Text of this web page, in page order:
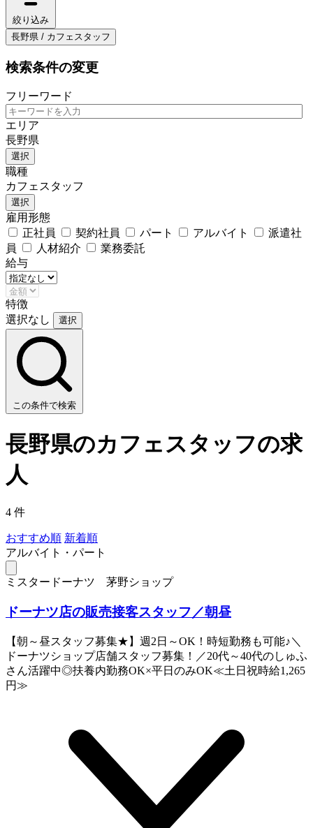
絞り込み
長野県 / カフェスタッフ
検索条件の変更
フリーワード
エリア
長野県
選択
職種
カフェスタッフ
選択
雇用形態
正社員
契約社員 パート アルバイト
派遣社
員
人材紹介
業務委託
給与
特徴
選択なし
選択
この条件で検索
長野県のカフェスタッフの求
人
4 件
おすすめ順 新着順
アルバイト・パート
ミスタードーナツ 茅野ショップ
ドーナツ店の販売接客スタッフ／朝昼
【朝～昼スタッフ募集★】週2日～OK！時短勤務も可能♪＼
ドーナツショップ店舗スタッフ募集！／20代～40代のしゅふ
さん活躍中◎扶養内勤務OK×平日のみOK≪土日祝時給1,265
円≫